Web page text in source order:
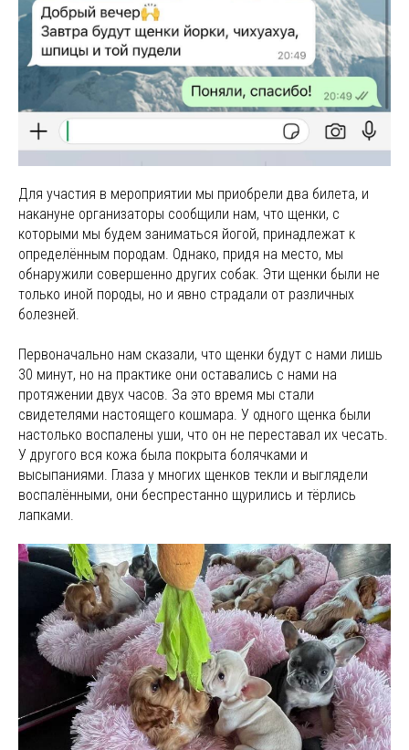
Для участия в мероприятии мы приобрели два билета, и
накануне организаторы сообщили нам, что щенки, с
которыми мы будем заниматься йогой, принадлежат к
определённым породам. Однако, придя на место, мы
обнаружили совершенно других собак. Эти щенки были не
только иной породы, но и явно страдали от различных
болезней.
Первоначально нам сказали, что щенки будут с нами лишь
30 минут, но на практике они оставались с нами на
протяжении двух часов. За это время мы стали
свидетелями настоящего кошмара. У одного щенка были
настолько воспалены уши, что он не переставал их чесать.
У другого вся кожа была покрыта болячками и
высыпаниями. Глаза у многих щенков текли и выглядели
воспалёнными, они беспрестанно щурились и тёрлись
лапками.